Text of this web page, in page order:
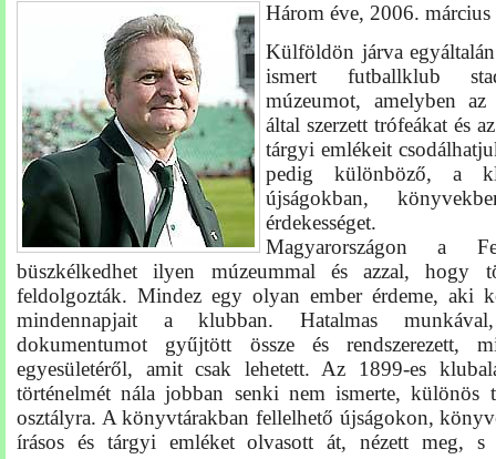
Három éve, 2006.
Külföldön járva
ismert futballklub
múzeumot, amelyben
által szerzett trófeákat és
tárgyi emlékeit
pedig különböző, a
újságokban,
érdekességet.
Magyarországona
büszkélkedhet ilyen múzeummal és azzal, hogy
feldolgozták. Mindez egy olyan ember érdeme, aki
mindennapjait a klubban. Hatalmas
dokumentumot gyűjtött össze és rendszerezett,
egyesületéről, amit csak lehetett. Az 1899-es
történelmét nála jobban senki nem ismerte, különös
osztályra. A könyvtárakban fellelhető újságokon,
írásos és tárgyi emléket olvasott át, nézett meg, s